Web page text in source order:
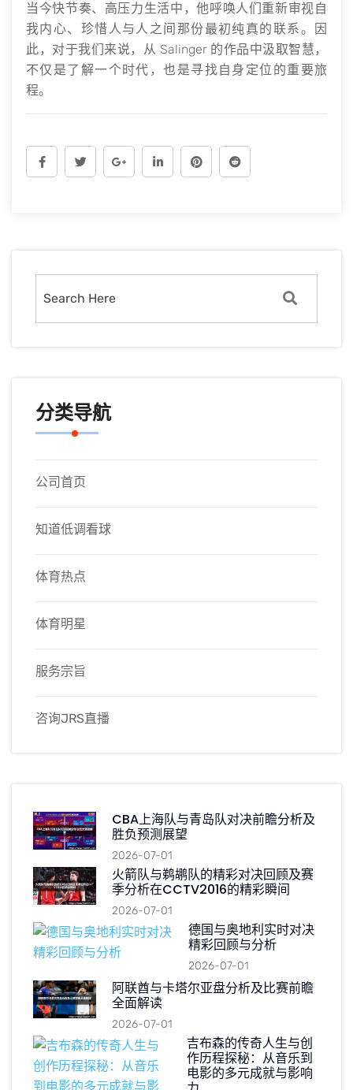
当今快节奏、高压力生活中，他呼唤人们重新审视自
我内心、珍惜人与人之间那份最初纯真的联系。因
此，对于我们来说，从 Salinger 的作品中汲取智慧，
不仅是了解一个时代，也是寻找自身定位的重要旅
程。
分类导航
公司首页
知道低调看球
体育热点
体育明星
服务宗旨
咨询JRS直播
CBA上海队与青岛队对决前瞻分析及
胜负预测展望
2026-07-01
火箭队与鹈鹕队的精彩对决回顾及赛
季分析在CCTV2016的精彩瞬间
2026-07-01
德国与奥地利实时对决
精彩回顾与分析
2026-07-01
阿联酋与卡塔尔亚盘分析及比赛前瞻
全面解读
2026-07-01
吉布森的传奇人生与创
作历程探秘：从音乐到
电影的多元成就与影响